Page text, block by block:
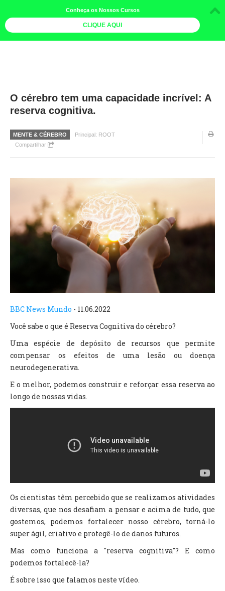
LIVROS
MAIS
QUEM SOMOS
PÓS-OFICINAS
COLABORADORES
TV DE BEM COM A NATUREZA
FALE CONOSCO
O cérebro tem uma capacidade incrível: A
reserva cognitiva.
MENTE & CÉREBRO
Principal: ROOT
Compartilhar
BBC News Mundo - 11.06.2022
Você sabe o que é Reserva Cognitiva do cérebro?
Uma espécie de depósito de recursos que permite
compensar os efeitos de uma lesão ou doença
neurodegenerativa.
E o melhor, podemos construir e reforçar essa reserva ao
longo de nossas vidas.
Os cientistas têm percebido que se realizamos atividades
diversas, que nos desafiam a pensar e acima de tudo, que
gostemos, podemos fortalecer nosso cérebro, torná-lo
super ágil, criativo e protegê-lo de danos futuros.
Mas como funciona a "reserva cognitiva"? E como
podemos fortalecê-la?
É sobre isso que falamos neste vídeo.
Conheça os Nossos Cursos
CLIQUE AQUI